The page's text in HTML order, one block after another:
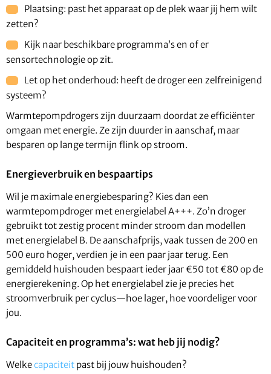
Plaatsing: past het apparaat op de plek waar jij hem wilt
zetten?
Kijk naar beschikbare programma’s en of er
sensortechnologie op zit.
Let op het onderhoud: heeft de droger een zelfreinigend
systeem?
Warmtepompdrogers zijn duurzaam doordat ze efficiënter
omgaan met energie. Ze zijn duurder in aanschaf, maar
besparen op lange termijn flink op stroom.
Energieverbruik en bespaartips
Wil je maximale energiebesparing? Kies dan een
warmtepompdroger met energielabel A+++. Zo’n droger
gebruikt tot zestig procent minder stroom dan modellen
met energielabel B. De aanschafprijs, vaak tussen de 200 en
500 euro hoger, verdien je in een paar jaar terug. Een
gemiddeld huishouden bespaart ieder jaar €50 tot €80 op de
energierekening. Op het energielabel zie je precies het
stroomverbruik per cyclus—hoe lager, hoe voordeliger voor
jou.
Capaciteit en programma’s: wat heb jij nodig?
Welkecapaciteit past bij jouw huishouden?